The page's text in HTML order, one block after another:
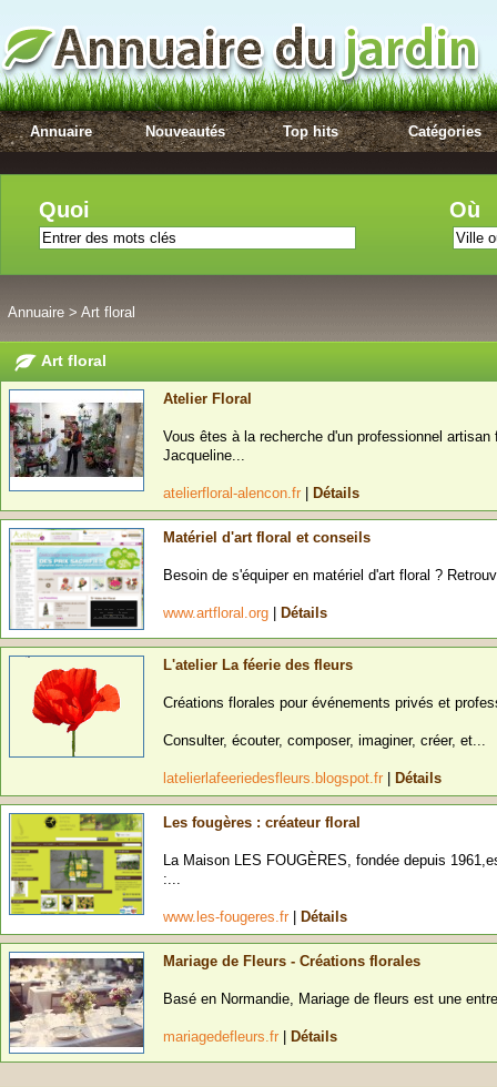
Annuaire Nouveautés Top hits Catégories
Quoi Où
Annuaire > Art floral
Art floral
Atelier Floral
Vous êtes à la recherche d'un professionnel
Jacqueline...
atelierfloral-alencon.fr Détails
Matériel d'art floral et conseils
Besoin de s'équiper en matériel d'art floral ?
www.artfloral.org Détails
L'atelier La féerie des fleurs
Créations florales pour événements privés et
Consulter, écouter, composer, imaginer, créer, et...
latelierlafeeriedesfleurs.blogspot.fr Détails
Les fougères : créateur floral
La Maison LES FOUGÈRES, fondée depuis
:...
www.les-fougeres.fr Détails
Mariage de Fleurs - Créations florales
Basé en Normandie, Mariage de fleurs est une
mariagedefleurs.fr Détails